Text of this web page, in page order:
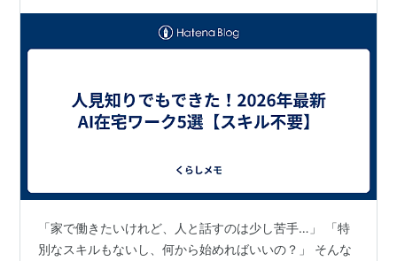
「家で働きたいけれど、人と話すのは少し苦手…」 「特
別なスキルもないし、何から始めればいいの？」 そんな